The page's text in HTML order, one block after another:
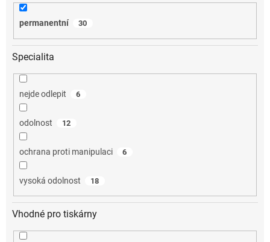
permanentní 30
Specialita
nejde odlepit 6
odolnost 12
ochrana proti manipulaci 6
vysoká odolnost 18
Vhodné pro tiskárny